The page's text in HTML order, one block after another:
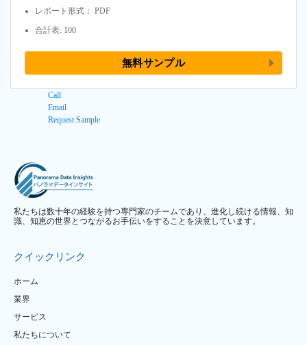
レポート形式： PDF
合計表: 100
無料サンプル
Call
Email
Request Sample
私たちは数十年の経験を持つ専門家のチームであり、進化し続ける情報、知
識、知恵の世界とつながるお手伝いをすることを決意しています。
クイックリンク
ホーム
業界
サービス
私たちについて